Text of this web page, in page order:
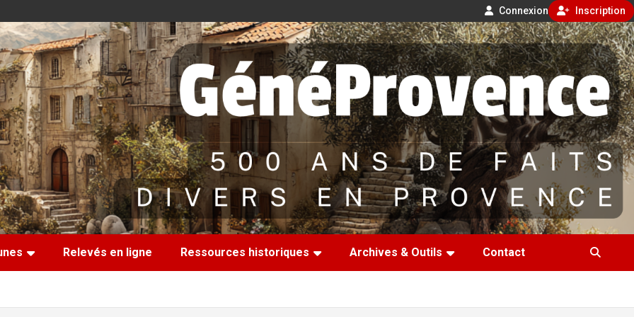
Connexion Inscription
Relevés en ligne Ressources historiques Archives & Outils Contact